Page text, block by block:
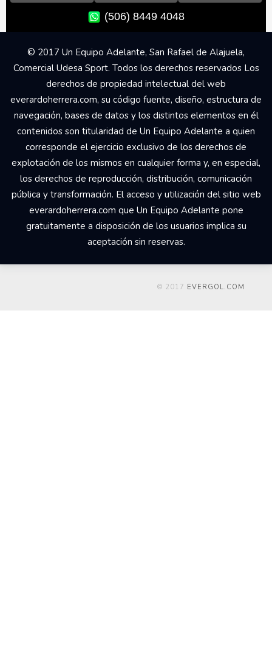
(506) 8449 4048
© 2017 Un Equipo Adelante, San Rafael de Alajuela,
Comercial Udesa Sport. Todos los derechos reservados Los
derechos de propiedad intelectual del web
everardoherrera.com, su código fuente, diseño, estructura de
navegación, bases de datos y los distintos elementos en él
contenidos son titularidad de Un Equipo Adelante a quien
corresponde el ejercicio exclusivo de los derechos de
explotación de los mismos en cualquier forma y, en especial,
los derechos de reproducción, distribución, comunicación
pública y transformación. El acceso y utilización del sitio web
everardoherrera.com que Un Equipo Adelante pone
gratuitamente a disposición de los usuarios implica su
aceptación sin reservas.
© 2017 EVERGOL.COM